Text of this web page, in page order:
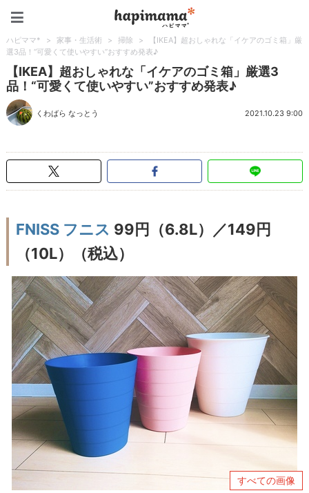
ハピママ* > 家事・生活術 > 掃除 >
【IKEA】超おしゃれな「イケアのゴミ箱」厳
選3品！“可愛くて使いやすい”おすすめ発表♪
【IKEA】超おしゃれな「イケアのゴミ箱」厳選3
品！“可愛くて使いやすい”おすすめ発表♪
くわばら なっとう 2021.10.23 9:00
FNISS フニス 99円（6.8L）／149円
（10L）（税込）
すべての画像